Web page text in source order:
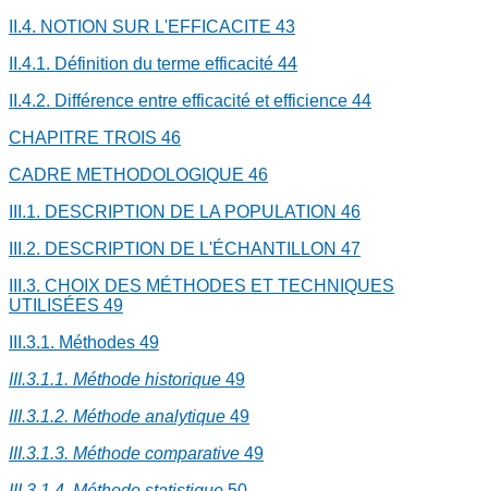
II.4. NOTION SUR L'EFFICACITE 43
II.4.1. Définition du terme efficacité 44
II.4.2. Différence entre efficacité et efficience 44
CHAPITRE TROIS 46
CADRE METHODOLOGIQUE 46
III.1. DESCRIPTION DE LA POPULATION 46
III.2. DESCRIPTION DE L'ÉCHANTILLON 47
III.3. CHOIX DES MÉTHODES ET TECHNIQUES
UTILISÉES 49
III.3.1. Méthodes 49
III.3.1.1. Méthode historique 49
III.3.1.2. Méthode analytique 49
III.3.1.3. Méthode comparative 49